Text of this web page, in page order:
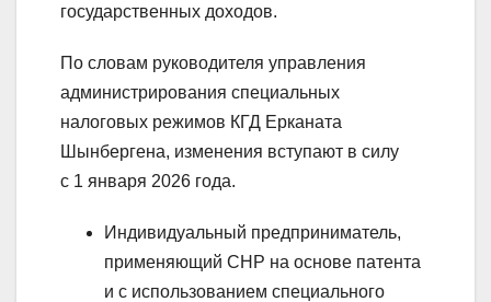
государственных доходов.
По словам руководителя управления
администрирования специальных
налоговых режимов КГД Ерканата
Шынбергена, изменения вступают в силу
с 1 января 2026 года.
Индивидуальный предприниматель,
применяющий СНР на основе патента
и с использованием специального